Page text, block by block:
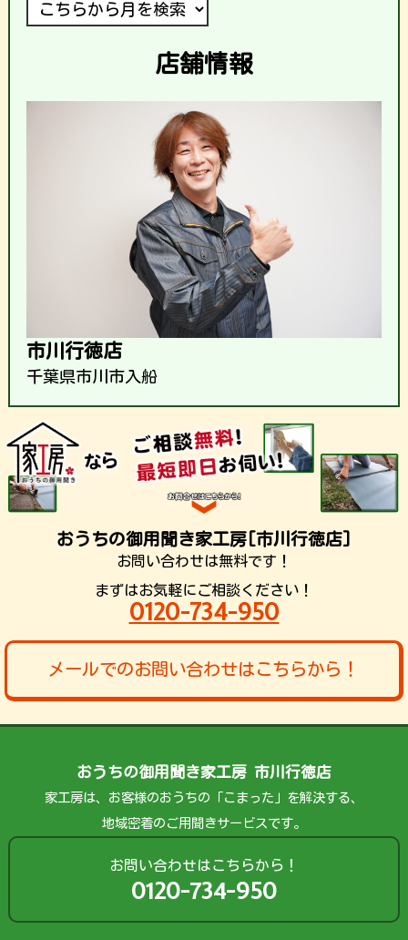
店舗情報
市川行徳店
千葉県市川市入船
おうちの御用聞き家工房[市川行徳店]
お問い合わせは無料です！
まずはお気軽にご相談ください！
0120-734-950
メールでのお問い合わせはこちらから！
おうちの御用聞き家工房 市川行徳店
家工房は、お客様のおうちの「こまった」を解決する、
地域密着のご用聞きサービスです。
お問い合わせはこちらから！
0120-734-950